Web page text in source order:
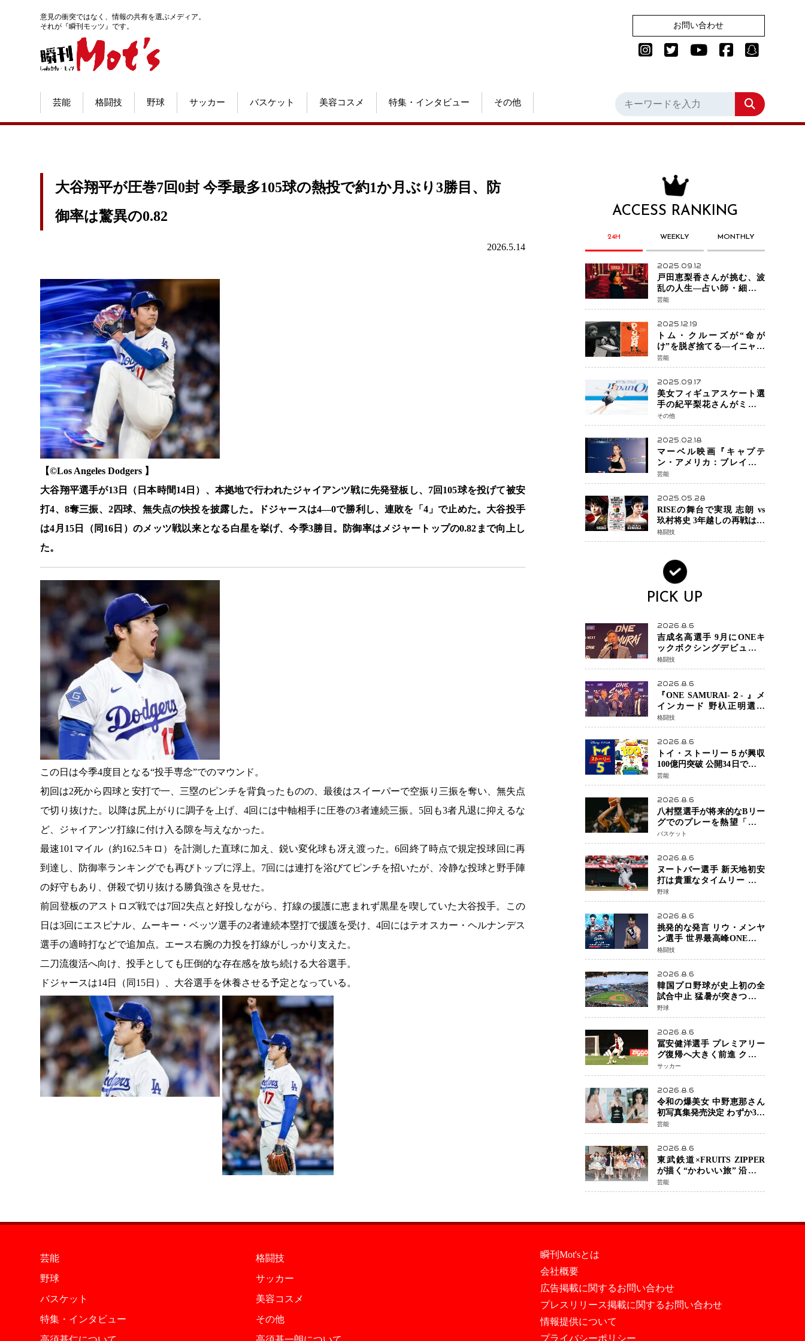
意見の衝突ではなく、情報の共有を選ぶメディア。
それが『瞬刊モッツ』です。
お問い合わせ
芸能 格闘技 野球 サッカー バスケット 美容コスメ 特集・インタビュー その他
大谷翔平が圧巻7回0封 今季最多105球の熱投で約1か月ぶり3勝目、防
御率は驚異の0.82
2026.5.14
【©️Los Angeles Dodgers 】
大谷翔平選手が13日（日本時間14日）、本拠地で行われたジャイアンツ戦に先発登板し、7回105球を投げて被安
打4、8奪三振、2四球、無失点の快投を披露した。ドジャースは4―0で勝利し、連敗を「4」で止めた。大谷投手
は4月15日（同16日）のメッツ戦以来となる白星を挙げ、今季3勝目。防御率はメジャートップの0.82まで向上し
た。
この日は今季4度目となる“投手専念”でのマウンド。
初回は2死から四球と安打で一、三塁のピンチを背負ったものの、最後はスイーパーで空振り三振を奪い、無失点
で切り抜けた。以降は尻上がりに調子を上げ、4回には中軸相手に圧巻の3者連続三振。5回も3者凡退に抑えるな
ど、ジャイアンツ打線に付け入る隙を与えなかった。
最速101マイル（約162.5キロ）を計測した直球に加え、鋭い変化球も冴え渡った。6回終了時点で規定投球回に再
到達し、防御率ランキングでも再びトップに浮上。7回には連打を浴びてピンチを招いたが、冷静な投球と野手陣
の好守もあり、併殺で切り抜ける勝負強さを見せた。
前回登板のアストロズ戦では7回2失点と好投しながら、打線の援護に恵まれず黒星を喫していた大谷投手。この
日は3回にエスピナル、ムーキー・ベッツ選手の2者連続本塁打で援護を受け、4回にはテオスカー・ヘルナンデス
選手の適時打などで追加点。エース右腕の力投を打線がしっかり支えた。
二刀流復活へ向け、投手としても圧倒的な存在感を放ち続ける大谷選手。
ドジャースは14日（同15日）、大谷選手を休養させる予定となっている。
ACCESS RANKING
24H WEEKLY MONTHLY
2025.09.12
戸田恵梨香さんが挑む、波
乱の人生―占い師・細木数
子をNetflixで実写化
芸能
2025.12.19
トム・クルーズが“命が
け”を脱ぎ捨てる―イニャリ
トゥ監督と挑む前代未聞の
大惨事コメディ「DIGGER
ディガー」始動
芸能
2025.09.17
美女フィギュアスケート選
手の紀平梨花さんがミラノ
五輪出場断念 中部選手権欠
場を発表「安全最優先の判
断」
その他
2025.02.18
マーベル映画『キャプテ
ン・アメリカ：ブレイブ・
ニュー・ワールド』 新ブラ
ック・ウィドウ役のシラ・
ハースとは！？
芸能
2025.05.28
RISEの舞台で実現 志朗 vs
玖村将史 3年越しの再戦は世
界王座戦に！
格闘技
PICK UP
2026.8.6
吉成名高選手 9月にONEキ
ックボクシングデビュー決
定 チャトリCEOがサプライ
ズ発表 2カ月連続参戦へ
格闘技
2026.8.6
『ONE SAMURAI-２- 』メ
インカード 野杁正明選手
「彼を倒して勝つ」 リウ・
メンヤンとの因縁に決着へ
再起を懸けたONEフェザー
級トーナメント初戦
格闘技
2026.8.6
トイ・ストーリー５が興収
100億円突破 公開34日でピク
サー作品 史上最速 日本歴代
シリーズ最高更新も目前
芸能
2026.8.6
八村塁選手が将来的なBリー
グでのプレーを熱望「一つ
の夢ですね」スター帰還が
リーグ価値を押し上げる可
能性
バスケット
2026.8.6
ヌートバー選手 新天地初安
打は貴重なタイムリー 本拠
地ファンが大歓声 笑顔で歓
喜
野球
2026.8.6
挑発的な発言 リウ・メンヤ
ン選手 世界最高峰ONEで浮
き彫りになる 日本キックボ
クシングが直面する“技術
戦”の現在地
格闘技
2026.8.6
韓国プロ野球が史上初の全
試合中止 猛暑が突きつけた
「屋外スポーツの限界」 日
本発のドーム型施設時代へ
野球
2026.8.6
冨安健洋選手 プレミアリー
グ復帰へ大きく前進 クリス
タルパレス加入目前 メディ
カルチェックも通過
サッカー
2026.8.6
令和の爆美女 中野恵那さん
初写真集発売決定 わずか3日
で2560万インプレッション
を記録した話題の美貌を凝
縮
芸能
2026.8.6
東武鉄道×FRUITS ZIPPER
が描く“かわいい旅” 沿線を
舞台にした「TOBU KAWAII
PROJECT」が開幕
芸能
芸能
格闘技
野球
サッカー
バスケット
美容コスメ
特集・インタビュー
その他
瞬刊Mot'sとは
会社概要
広告掲載に関するお問い合わせ
プレスリリース掲載に関するお問い合わせ
情報提供について
プライバシーポリシー